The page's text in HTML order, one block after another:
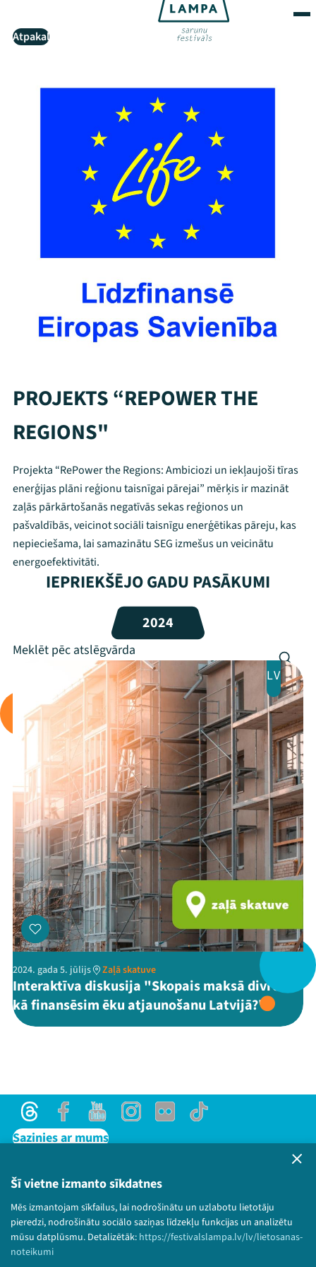
Šī vietne izmanto sīkdatnes
Mēs izmantojam sīkfailus, lai nodrošinātu un uzlabotu lietotāju
pieredzi, nodrošinātu sociālo saziņas līdzekļu funkcijas un analizētu
mūsu datplūsmu. Detalizētāk: https://festivalslampa.lv/lv/lietosanas-
noteikumi
Festivāls
Programma
Arhīvs
Viņi bija LAMPĀ 2026
Jaunumi
Ziedo
Veikals
Kontakti
ThreadsFacebookYoutube
X Instagram
Flick TikTok
Atpakaļ
PROJEKTS “REPOWER THE
REGIONS"
Projekta “RePower the Regions: Ambiciozi un iekļaujoši tīras
enerģijas plāni reģionu taisnīgai pārejai” mērķis ir mazināt
zaļās pārkārtošanās negatīvās sekas reģionos un
pašvaldībās, veicinot sociāli taisnīgu enerģētikas pāreju, kas
nepieciešama, lai samazinātu SEG izmešus un veicinātu
energoefektivitāti.
IEPRIEKŠĒJO GADU PASĀKUMI
2024
LV
2024. gada 5. jūlijs Zaļā skatuve
Interaktīva diskusija "Skopais maksā divreiz -
kā finansēsim ēku atjaunošanu Latvijā?"
ThreadsFacebookYoutubeInstagram
Flick TikTok
Sazinies ar mums
Lietošanas noteikumi un sīkdatņu politika
Bērnu aizsardzības politika
© 2026 Sarunu festivāls LAMPA Visas tiesības
paturētas.